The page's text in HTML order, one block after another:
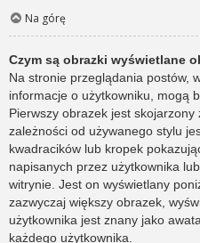
Na górę
Czym są obrazki wyświetlane
Na stronie przeglądania postów,
informacje o użytkowniku, mogą
Pierwszy obrazek jest
zależności od używanego stylu
kwadracików lub kropek
napisanych przez użytkownika
witrynie. Jest on wyświetlany
zazwyczaj większy obrazek,
użytkownika jest znany jako
każdego użytkownika.